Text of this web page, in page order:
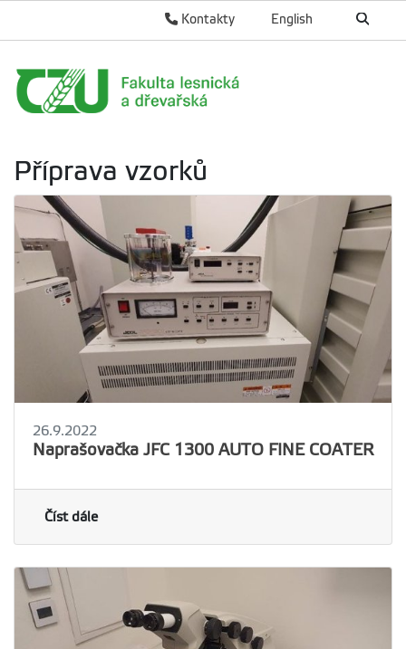
English
Kontakty
Příprava vzorků
26.9.2022
Naprašovačka JFC 1300 AUTO FINE COATER
Číst dále